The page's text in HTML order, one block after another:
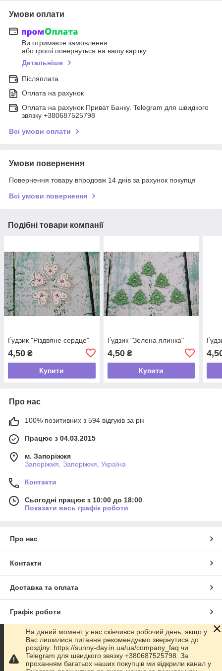
Умови оплати
Ви отримаєте замовлення
або гроші повернуться на вашу картку
Детальніше
Післяплата
Оплата на рахунок
Оплата на рахунок Приват Банку. Telegram для швидкого
звязку +380687525798
Всі умови оплати
Умови повернення
Повернення товару впродовж 14 днів за рахунок покупця
Всі умови повернення
Подібні товари компанії
Ґудзик "Різдвяне сердце"
4,50 ₴
Купити
Ґудзик "Зелена ялинка"
4,50₴
Купити
Про нас
100% позитивних з 594 відгуків за рік
Працює з 04.03.2015
м. Запоріжжя
Запоріжжя, Запоріжжя, Україна
Контакти
Сьогодні працює з 10:00 до 18:00
Показати весь графік роботи
Про нас
Контакти
Доставка та оплата
Графік роботи
Повна версія сайту
Сайт створено на маркетплейсі Prom.ua
На даний момент у нас скінчився робочий день, якщо у
Вас лишилися питання рекомендуємо звернутися до
розділу: https://sunny-day.in.ua/ua/company_faq чи
Telegram для швидкого звязку +380687525798. За
проханням багатьох наших покупців ми відкрили канал у